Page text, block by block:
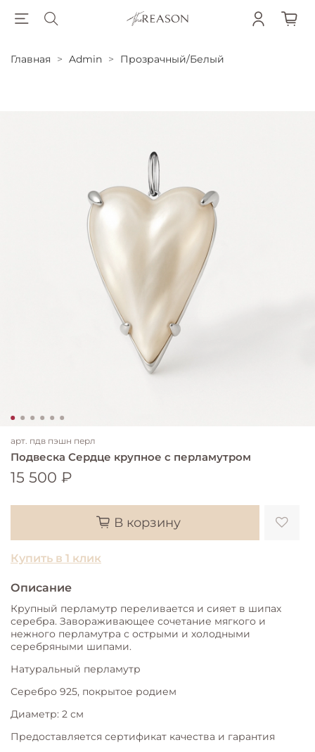
Главная Admin Прозрачный/Белый
арт. пдв пэшн перл
Подвеска Сердце крупное с перламутром
15 500 ₽
В корзину
Купить в 1 клик
Описание
Крупный перламутр переливается и сияет в шипах
серебра. Завораживающее сочетание мягкого и
нежного перламутра с острыми и холодными
серебряными шипами.
Натуральный перламутр
Серебро 925, покрытое родием
Диаметр: 2 см
Предоставляется сертификат качества и гарантия